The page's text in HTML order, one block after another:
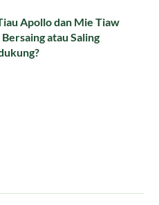
Apollo dan Mie Tiaw
Bersaing atau Saling